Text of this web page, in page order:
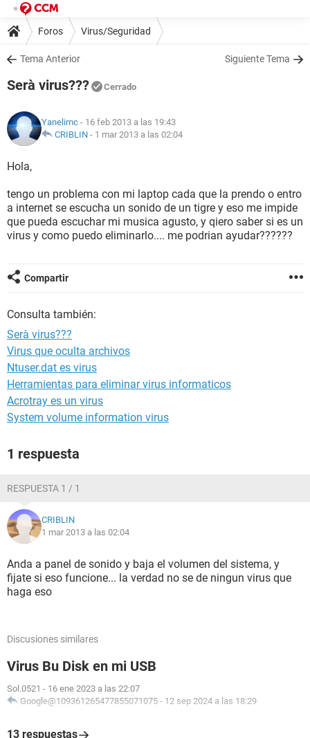
Foros Virus/Seguridad
Tema Anterior Siguiente Tema
Serà virus??? Cerrado
Yanelimc - 16 feb 2013 a las 19:43
CRIBLIN - 1 mar 2013 a las 02:04
Hola,
tengo un problema con mi laptop cada que la prendo o entro
a internet se escucha un sonido de un tigre y eso me impide
que pueda escuchar mi musica agusto, y qiero saber si es un
virus y como puedo eliminarlo.... me podrian ayudar??????
Compartir
Consulta también:
Serà virus???
Virus que oculta archivos
Ntuser.dat es virus
Herramientas para eliminar virus informaticos
Acrotray es un virus
System volume information virus
1 respuesta
RESPUESTA 1 / 1
CRIBLIN
1 mar 2013 a las 02:04
Anda a panel de sonido y baja el volumen del sistema, y
fijate si eso funcione... la verdad no se de ningun virus que
haga eso
Discusiones similares
Virus Bu Disk en mi USB
Sol.0521 - 16 ene 2023 a las 22:07
Google@109361265477855071075 - 12 sep 2024 a las 18:29
13 respuestas